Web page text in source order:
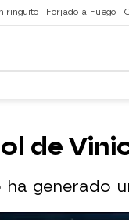
Forjado a Fuego
de
generado